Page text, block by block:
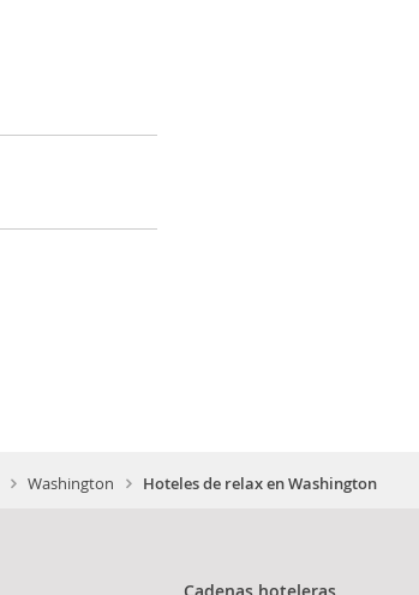
Washington Hoteles de relax en Washington